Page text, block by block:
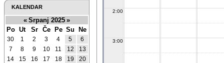
2:00
3:00
KALENDAR
« Srpanj 2025 »
Po Ut Sr Če Pe Su Ne
30 1 2 3 4 5
6
7
8 9 10 11 12
13
14
15 16 17 18 19
20